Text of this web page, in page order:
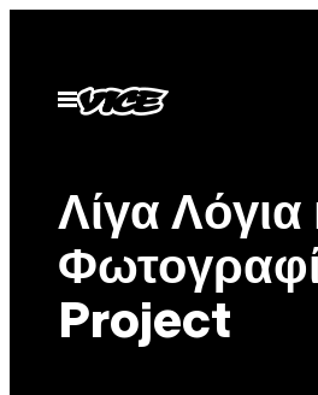
περιεχόμενο
Ανοίξτε
το
Λίγα Λόγια
Project